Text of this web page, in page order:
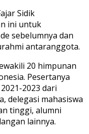
Sidik
ini untuk
sebelumnya dan
antaranggota.
20 himpunan
Pesertanya
2023 dari
delegasi mahasiswa
tinggi, alumni
lainnya.